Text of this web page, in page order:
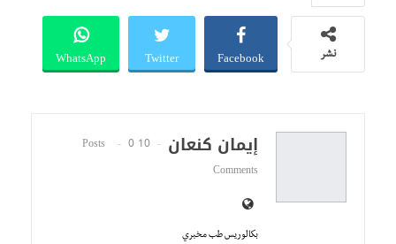
نشر Facebook
Twitter
WhatsApp
إيمان كنعان 10 Posts
0
Comments
بكالوريس طب مخبري